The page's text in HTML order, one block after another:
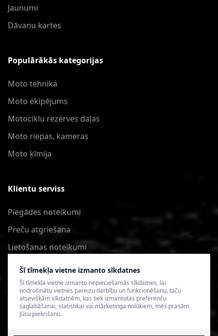
Šī tīmekļa vietne izmanto sīkdatnes
Šī tīmekļa vietne izmanto nepieciešamās sīkdatnes, lai
nodrošinātu vietnes pareizu darbību un funkcionēšanu, taču
atsevišķām sīkdatnēm, kas tiek izmantotas preferenču
saglabāšanai, statistikai vai mārketinga nolūkiem, mēs prasām
Jūsu piekrišanu.
Jaunumi
Dāvanu kartes
Populārākās kategorijas
Moto tehnika
Moto ekipējums
Motociklu rezerves daļas
Moto riepas, kameras
Moto ķīmija
Klientu serviss
Piegādes noteikumi
Preču atgriešana
Lietošanas noteikumi
Privātuma politika